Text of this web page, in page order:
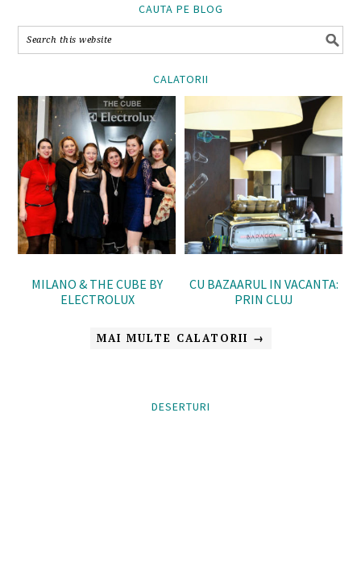
CAUTA PE BLOG
CALATORII
MILANO & THE CUBE BY
ELECTROLUX
CU BAZAARUL IN VACANTA:
PRIN CLUJ
MAI MULTE CALATORII →
DESERTURI